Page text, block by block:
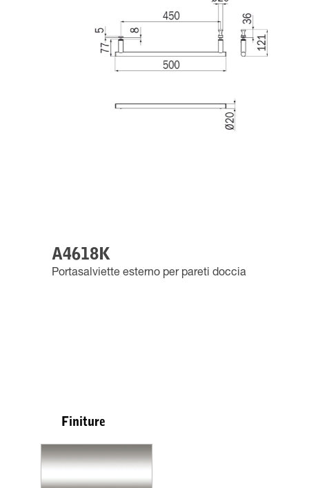
A4618K
Portasalviette esterno per pareti doccia
Finiture